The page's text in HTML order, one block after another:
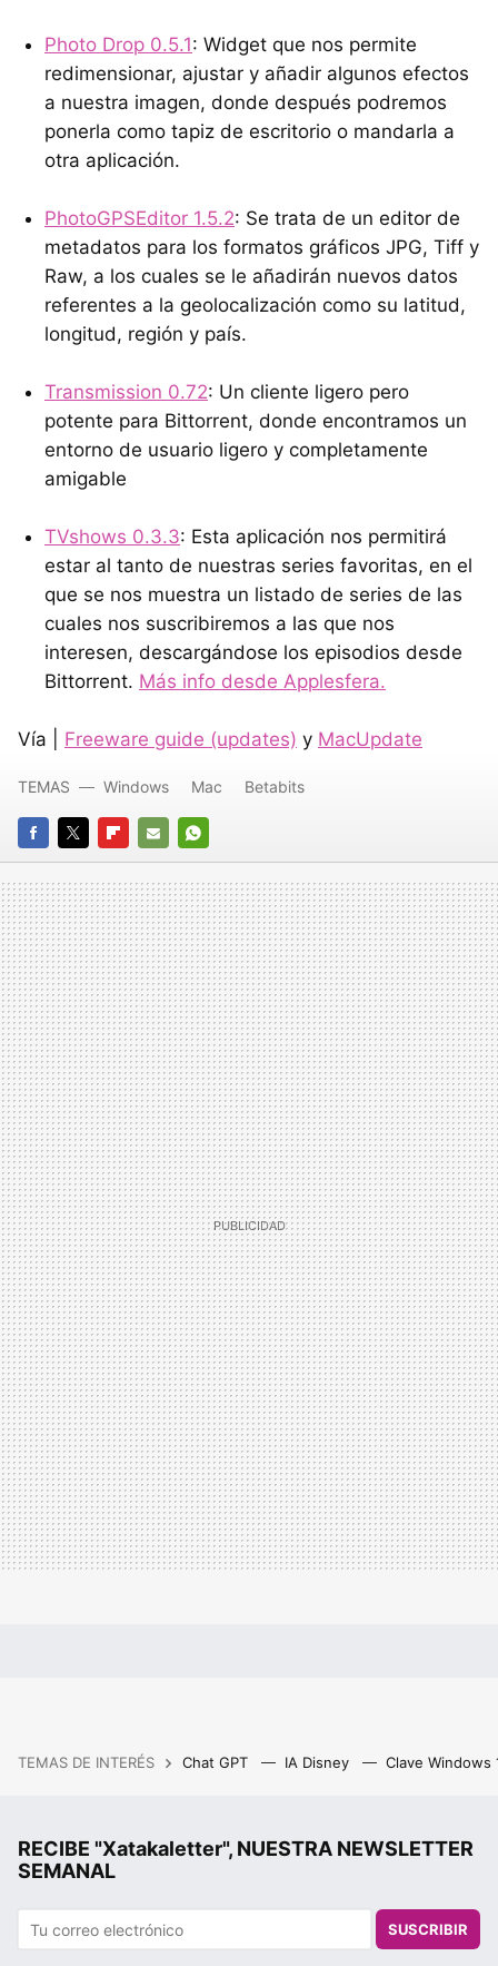
Photo Drop 0.5.1: Widget que nos permite
redimensionar, ajustar y añadir algunos efectos
a nuestra imagen, donde después podremos
ponerla como tapiz de escritorio o mandarla a
otra aplicación.
PhotoGPSEditor 1.5.2: Se trata de un editor de
metadatos para los formatos gráficos JPG, Tiff y
Raw, a los cuales se le añadirán nuevos datos
referentes a la geolocalización como su latitud,
longitud, región y país.
Transmission 0.72: Un cliente ligero pero
potente para Bittorrent, donde encontramos un
entorno de usuario ligero y completamente
amigable
TVshows 0.3.3: Esta aplicación nos permitirá
estar al tanto de nuestras series favoritas, en el
que se nos muestra un listado de series de las
cuales nos suscribiremos a las que nos
interesen, descargándose los episodios desde
Bittorrent. Más info desde Applesfera.
Vía | Freeware guide (updates) y MacUpdate
FACEBOOK
TWITTERFLIPBOARD
E-
MAIL
WHATSAPP
TEMAS Windows Mac Betabits
TEMAS DE INTERÉS Chat GPT IA Disney Clave Windows
RECIBE "Xatakaletter", NUESTRA NEWSLETTER
SEMANAL
SUSCRIBIR